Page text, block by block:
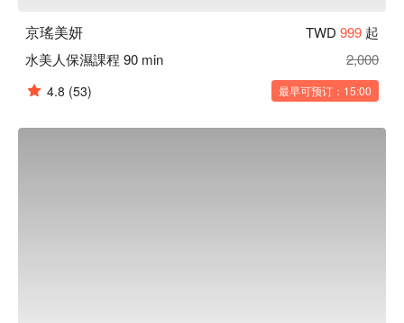
京瑤美妍 TWD 999 起
水美人保濕課程 90 min
2,000
4.8 (53) 最早可预订：15:00